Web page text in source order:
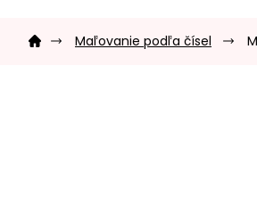
Domov Maľovanie podľa čísel